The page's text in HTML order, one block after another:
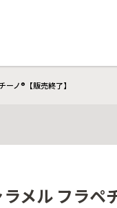
ーノ®【販売終了】
メル フラペ